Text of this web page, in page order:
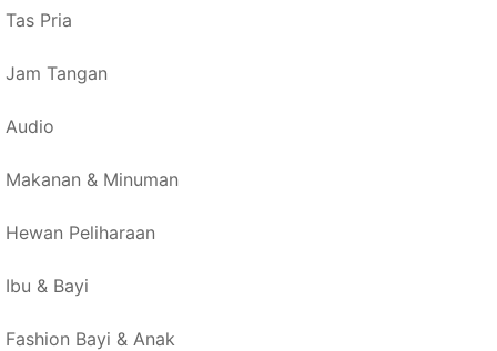
Tas Pria
Jam Tangan
Audio
Makanan & Minuman
Hewan Peliharaan
Ibu & Bayi
Fashion Bayi & Anak